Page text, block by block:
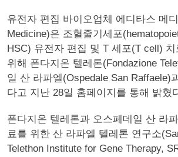
유전자 편집 바이오업체 에디타스 메
Medicine)은 조혈줄기세포
HSC) 유전자 편집 및 T 세포(T cell)
위해 폰다지온 텔레톤(Fondazione
일 산 라파엘(Ospedale San Raffaele)
다고 지난 28일 홈페이지를 통해 밝혔
폰다지온 텔레톤과 오스페데일 산 라
료를 위한 산 라파엘 텔레톤 연구소
Telethon Institute for Gene Therapy,